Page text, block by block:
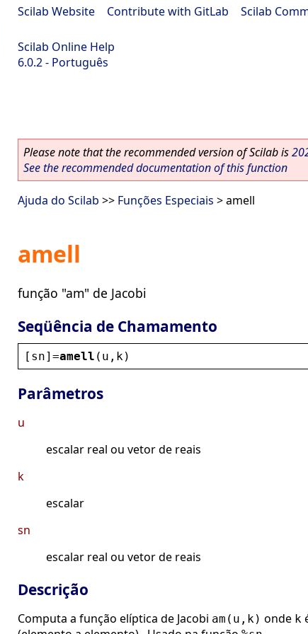
Scilab Website Contribute with GitLab Scilab
Scilab Online Help
6.0.2 - Português
Please note that the recommended version of Scilab is
See the recommended documentation of this function
Ajuda do Scilab >> Funções Especiais > amell
amell
função "am" de Jacobi
Seqüência de Chamamento
[ sn]=amell ( u , k )
Parâmetros
u
escalar real ou vetor de reais
k
escalar
sn
escalar real ou vetor de reais
Descrição
Computa a função elíptica de Jacobi am(u,k) onde k